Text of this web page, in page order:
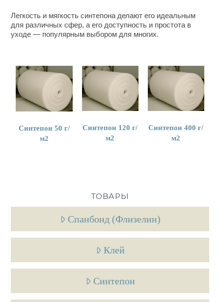
Легкость и мягкость синтепона делают его идеальным
для различных сфер, а его доступность и простота в
уходе — популярным выбором для многих.
Синтепон 50 г/
м2
Синтепон 120 г/
м2
Синтепон 400 г/
м2
ТОВАРЫ
Спанбонд (Флизелин)
Клей
Синтепон